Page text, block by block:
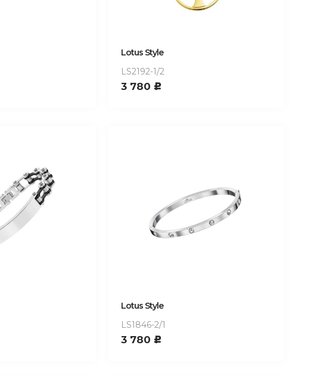
Lotus Style
LS2192-1/2
3 780 c
Lotus Style
LS1846-2/1
3 780 c